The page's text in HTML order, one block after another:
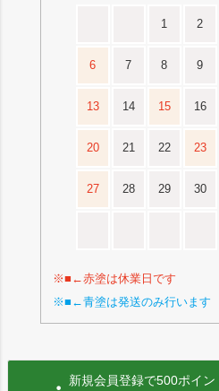
1 2
6 7 8 9
13 14 15 16
20 21 22 23
27 28 29 30
※■←赤塗は休業日です
※■←青塗は発送のみ行います
新規会員登録で500ポイン